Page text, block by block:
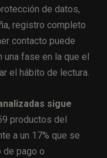
de datos,
registro completo
contacto puede
fase en la que el
el hábito de lectura.
sigue
productos del
a un 17% que se
de pago o